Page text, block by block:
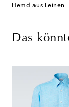
Hemd aus Leinen
Das